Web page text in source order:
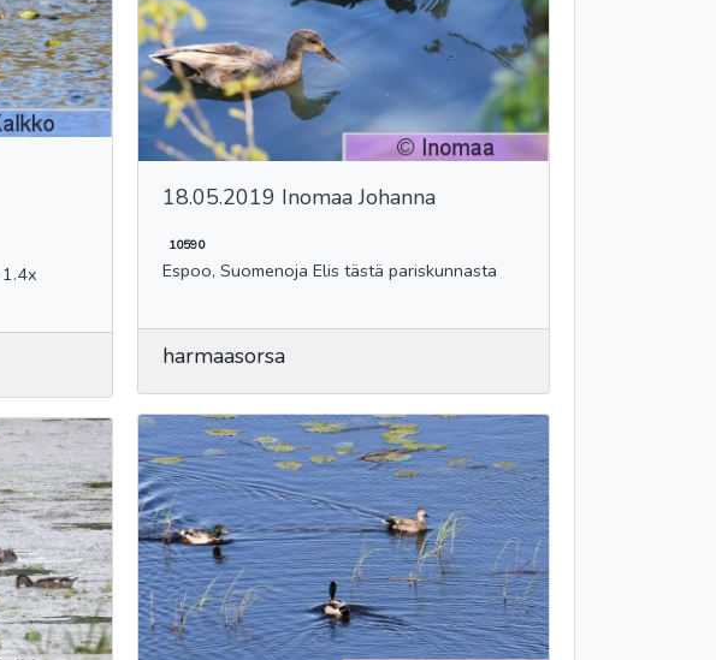
1.4x
18.05.2019 Inomaa Johanna
10590
Espoo, Suomenoja Elis tästä pariskunnasta
harmaasorsa